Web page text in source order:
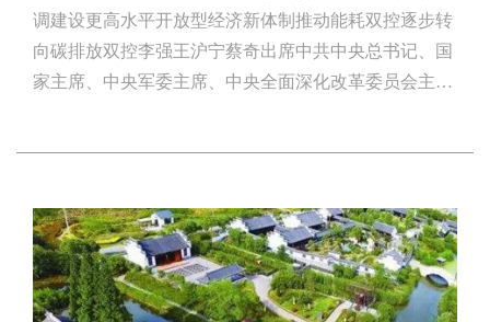
调建设更高水平开放型经济新体制推动能耗双控逐步转
向碳排放双控李强王沪宁蔡奇出席中共中央总书记、国
家主席、中央军委主席、中央全面深化改革委员会主任
革实施方案》、《关于推动能耗双控逐步转向碳排放双
控的意见》、《